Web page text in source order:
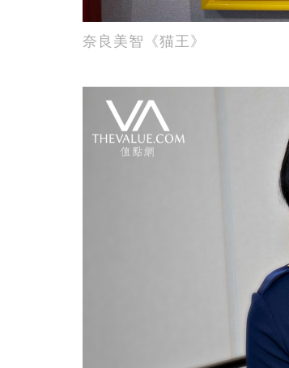
奈良美智《猫王》